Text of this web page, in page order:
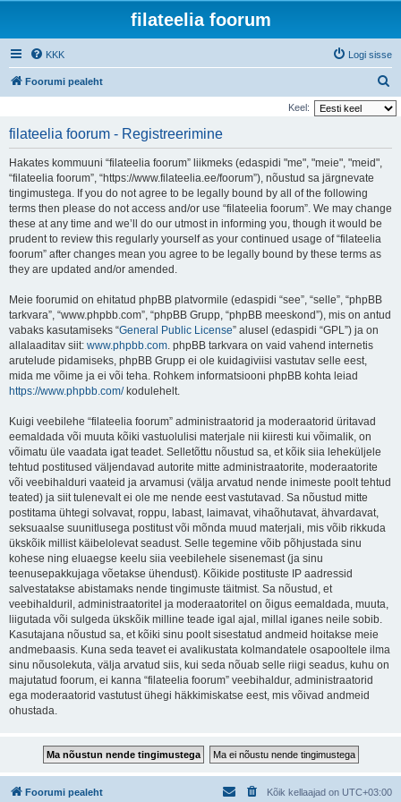
filateelia foorum
KKK Logi sisse
Foorumi pealeht
t
Keel:
filateelia foorum - Registreerimine
Hakates kommuuni “filateelia foorum” liikmeks (edaspidi "me", "meie", "meid",
“filateelia foorum”, “https://www.filateelia.ee/foorum”), nõustud sa järgnevate
tingimustega. If you do not agree to be legally bound by all of the following
terms then please do not access and/or use “filateelia foorum”. We may change
these at any time and we’ll do our utmost in informing you, though it would be
prudent to review this regularly yourself as your continued usage of “filateelia
foorum” after changes mean you agree to be legally bound by these terms as
they are updated and/or amended.
Meie foorumid on ehitatud phpBB platvormile (edaspidi “see”, “selle”, “phpBB
tarkvara”, “www.phpbb.com”, “phpBB Grupp, “phpBB meeskond”), mis on antud
vabaks kasutamiseks “General Public License” alusel (edaspidi “GPL”) ja on
allalaaditav siit: www.phpbb.com. phpBB tarkvara on vaid vahend internetis
arutelude pidamiseks, phpBB Grupp ei ole kuidagiviisi vastutav selle eest,
mida me võime ja ei või teha. Rohkem informatsiooni phpBB kohta leiad
https://www.phpbb.com/kodulehelt.
Kuigi veebilehe “filateelia foorum” administraatorid ja moderaatorid üritavad
eemaldada või muuta kõiki vastuolulisi materjale nii kiiresti kui võimalik, on
võimatu üle vaadata igat teadet. Selletõttu nõustud sa, et kõik siia leheküljele
tehtud postitused väljendavad autorite mitte administraatorite, moderaatorite
või veebihalduri vaateid ja arvamusi (välja arvatud nende inimeste poolt tehtud
teated) ja siit tulenevalt ei ole me nende eest vastutavad. Sa nõustud mitte
postitama ühtegi solvavat, roppu, labast, laimavat, vihaõhutavat, ähvardavat,
seksuaalse suunitlusega postitust või mõnda muud materjali, mis võib rikkuda
ükskõik millist käibelolevat seadust. Selle tegemine võib põhjustada sinu
kohese ning eluaegse keelu siia veebilehele sisenemast (ja sinu
teenusepakkujaga võetakse ühendust). Kõikide postituste IP aadressid
salvestatakse abistamaks nende tingimuste täitmist. Sa nõustud, et
veebihalduril, administraatoritel ja moderaatoritel on õigus eemaldada, muuta,
liigutada või sulgeda ükskõik milline teade igal ajal, millal iganes neile sobib.
Kasutajana nõustud sa, et kõiki sinu poolt sisestatud andmeid hoitakse meie
andmebaasis. Kuna seda teavet ei avalikustata kolmandatele osapooltele ilma
sinu nõusolekuta, välja arvatud siis, kui seda nõuab selle riigi seadus, kuhu on
majutatud foorum, ei kanna “filateelia foorum” veebihaldur, administraatorid
ega moderaatorid vastutust ühegi häkkimiskatse eest, mis võivad andmeid
ohustada.
Foorumi pealeht Kõik kellaajad on UTC+03:00